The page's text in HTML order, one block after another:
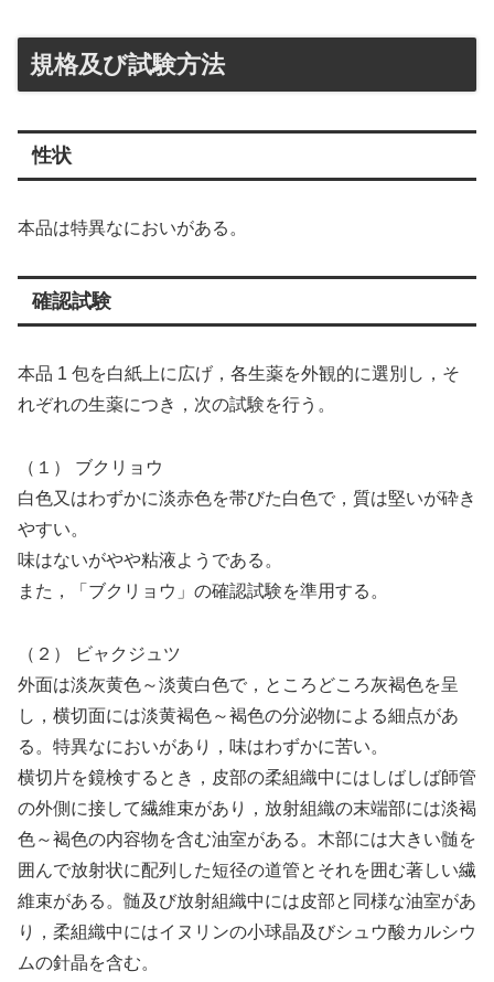
規格及び試験方法
性状
本品は特異なにおいがある。
確認試験
本品 1 包を白紙上に広げ，各生薬を外観的に選別し，そ
れぞれの生薬につき，次の試験を行う。
（１） ブクリョウ
白色又はわずかに淡赤色を帯びた白色で，質は堅いが砕き
やすい。
味はないがやや粘液ようである。
また，「ブクリョウ」の確認試験を準用する。
（２） ビャクジュツ
外面は淡灰黄色～淡黄白色で，ところどころ灰褐色を呈
し，横切面には淡黄褐色～褐色の分泌物による細点があ
る。特異なにおいがあり，味はわずかに苦い。
横切片を鏡検するとき，皮部の柔組織中にはしばしば師管
の外側に接して繊維束があり，放射組織の末端部には淡褐
色～褐色の内容物を含む油室がある。木部には大きい髄を
囲んで放射状に配列した短径の道管とそれを囲む著しい繊
維束がある。髄及び放射組織中には皮部と同様な油室があ
り，柔組織中にはイヌリンの小球晶及びシュウ酸カルシウ
ムの針晶を含む。